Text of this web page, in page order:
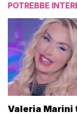
POTREBBE
Valeria Marini